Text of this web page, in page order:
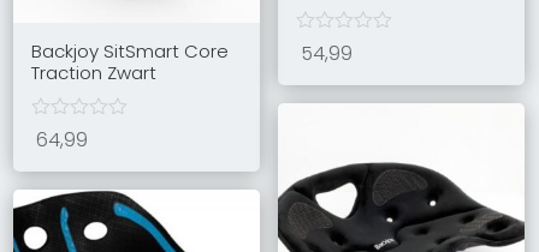
54,99
Backjoy SitSmart Core
Traction Zwart
64,99